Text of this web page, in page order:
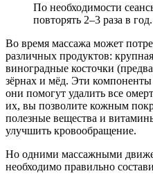
По необходимости
повторять 2–3 раза в год.
Во время массажа может
различных продуктов:
виноградные косточки
зёрнах и мёд. Эти компоненты
они помогут удалить все
их, вы позволите кожным
полезные вещества и
улучшить кровообращение.
Но одними массажными
необходимо правильно